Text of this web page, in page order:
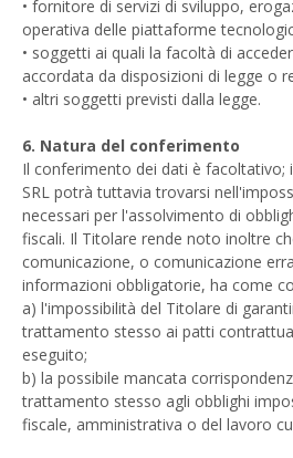
• fornitore di servizi di sviluppo,
operativa delle piattaforme
• soggetti ai quali la facoltà di
accordata da disposizioni di legge o
• altri soggetti previsti dalla legge.
6. Natura del conferimento
Il conferimento dei dati è facoltativo;
SRL potrà tuttavia trovarsi
necessari per l'assolvimento di
fiscali. Il Titolare rende noto inoltre
comunicazione, o comunicazione
informazioni obbligatorie, ha come
a) l'impossibilità del Titolare di
trattamento stesso ai patti
eseguito;
b) la possibile mancata
trattamento stesso agli obblighi
fiscale, amministrativa o del lavoro